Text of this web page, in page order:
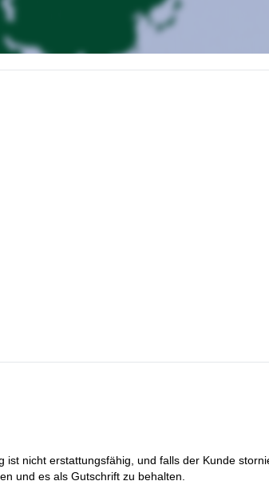
ist nicht erstattungsfähig, und falls der Kunde
und es als Gutschrift zu behalten.